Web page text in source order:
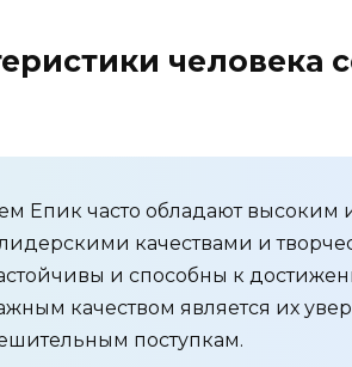
человека
Епик часто обладают высоким
качествами и
и способны к
качеством является их
поступкам.